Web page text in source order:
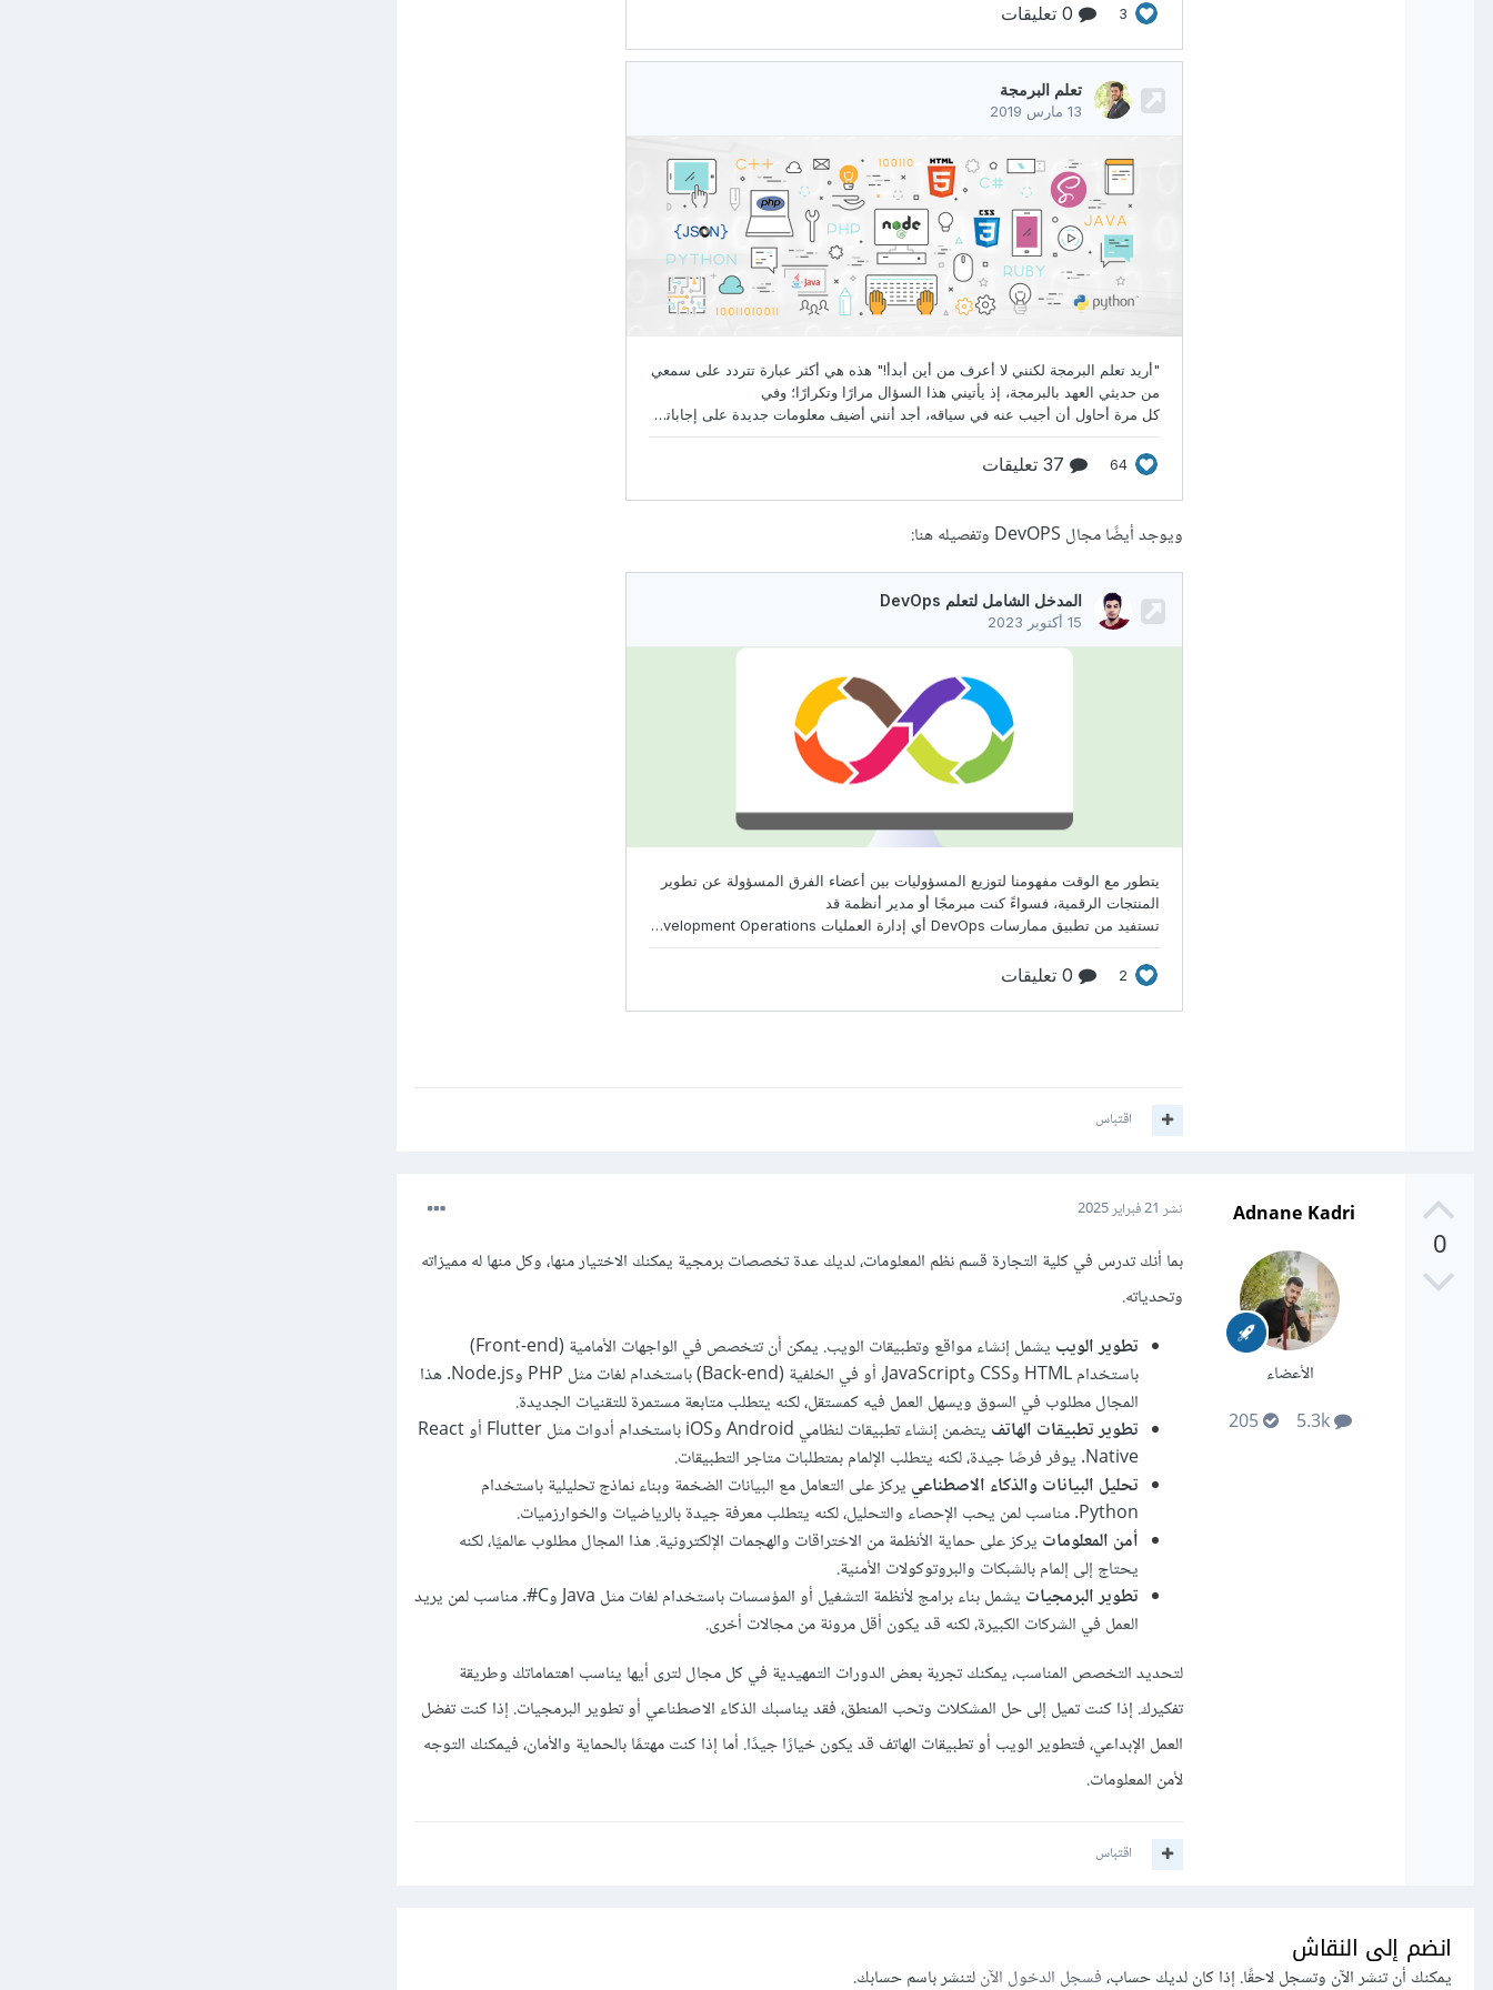
ويوجد أيضًا مجال DevOPS وتفصيله هنا:
اقتباس
0
Adnane Kadri
الأعضاء
5.3k
205
نشر 21 فبراير 2025
بما أنك تدرس في كلية التجارة قسم نظم المعلومات، لديك عدة تخصصات برمجية يمكنك الاختيار منها، وكل منها له مميزاته
وتحدياته.
تطوير الويب
يشمل إنشاء مواقع وتطبيقات الويب. يمكن أن تتخصص في الواجهات الأمامية (Front-end)
باستخدام HTML وCSS وJavaScript، أو في الخلفية (Back-end) باستخدام لغات مثل PHP وNode.js. هذا
المجال مطلوب في السوق ويسهل العمل فيه كمستقل، لكنه يتطلب متابعة مستمرة للتقنيات الجديدة.
تطوير تطبيقات الهاتف
يتضمن إنشاء تطبيقات لنظامي Android وiOS باستخدام أدوات مثل Flutter أو React
Native. يوفر فرصًا جيدة، لكنه يتطلب الإلمام بمتطلبات متاجر التطبيقات.
تحليل البيانات والذكاء الاصطناعي يركز على التعامل مع البيانات الضخمة وبناء نماذج تحليلية باستخدام
Python. مناسب لمن يحب الإحصاء والتحليل، لكنه يتطلب معرفة جيدة بالرياضيات والخوارزميات.
أمن المعلومات يركز على حماية الأنظمة من الاختراقات والهجمات الإلكترونية. هذا المجال مطلوب عالميًا، لكنه
يحتاج إلى إلمام بالشبكات والبروتوكولات الأمنية.
تطوير البرمجيات
يشمل بناء برامج لأنظمة التشغيل أو المؤسسات باستخدام لغات مثل Java وC#. مناسب لمن يريد
العمل في الشركات الكبيرة، لكنه قد يكون أقل مرونة من مجالات أخرى.
لتحديد التخصص المناسب، يمكنك تجربة بعض الدورات التمهيدية في كل مجال لترى أيها يناسب اهتماماتك وطريقة
تفكيرك. إذا كنت تميل إلى حل المشكلات وتحب المنطق، فقد يناسبك الذكاء الاصطناعي أو تطوير البرمجيات. إذا كنت تفضل
العمل الإبداعي، فتطوير الويب أو تطبيقات الهاتف قد يكون خيارًا جيدًا. أما إذا كنت مهتمًا بالحماية والأمان، فيمكنك التوجه
لأمن المعلومات.
اقتباس
انضم إلى النقاش
يمكنك أن تنشر الآن وتسجل لاحقًا. إذا كان لديك حساب،فسجل الدخول الآنلتنشر باسم حسابك.